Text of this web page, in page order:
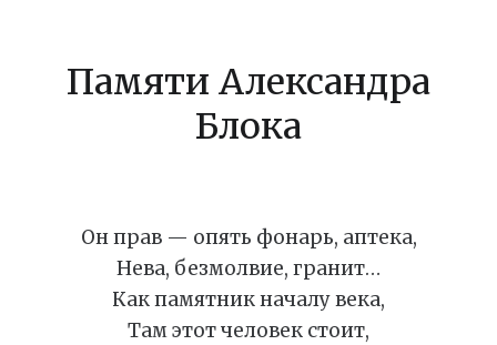
Памяти Александра
Блока
Он прав — опять фонарь, аптека,
Нева, безмолвие, гранит…
Как памятник началу века,
Там этот человек стоит,